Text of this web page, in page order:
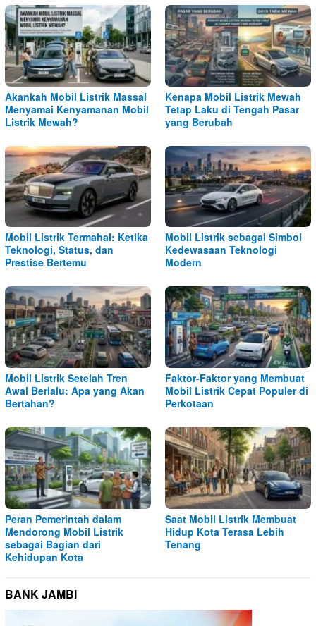
Akankah Mobil Listrik Massal
Menyamai Kenyamanan Mobil
Listrik Mewah?
Kenapa Mobil Listrik Mewah
Tetap Laku di Tengah Pasar
yang Berubah
Mobil Listrik Termahal: Ketika
Teknologi, Status, dan
Prestise Bertemu
Mobil Listrik sebagai Simbol
Kedewasaan Teknologi
Modern
Mobil Listrik Setelah Tren
Awal Berlalu: Apa yang Akan
Bertahan?
Faktor-Faktor yang Membuat
Mobil Listrik Cepat Populer di
Perkotaan
Peran Pemerintah dalam
Mendorong Mobil Listrik
sebagai Bagian dari
Kehidupan Kota
Saat Mobil Listrik Membuat
Hidup Kota Terasa Lebih
Tenang
BANK JAMBI